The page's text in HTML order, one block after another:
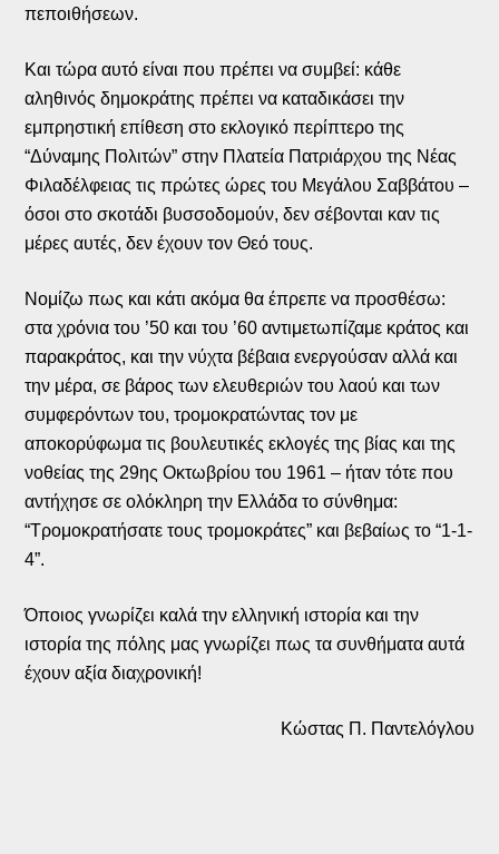
πεποιθήσεων.
Και τώρα αυτό είναι που πρέπει να συμβεί: κάθε
αληθινός δημοκράτης πρέπει να καταδικάσει την
εμπρηστική επίθεση στο εκλογικό περίπτερο της
“Δύναμης Πολιτών” στην Πλατεία Πατριάρχου της Νέας
Φιλαδέλφειας τις πρώτες ώρες του Μεγάλου Σαββάτου –
όσοι στο σκοτάδι βυσσοδομούν, δεν σέβονται καν τις
μέρες αυτές, δεν έχουν τον Θεό τους.
Νομίζω πως και κάτι ακόμα θα έπρεπε να προσθέσω:
στα χρόνια του ’50 και του ’60 αντιμετωπίζαμε κράτος και
παρακράτος, και την νύχτα βέβαια ενεργούσαν αλλά και
την μέρα, σε βάρος των ελευθεριών του λαού και των
συμφερόντων του, τρομοκρατώντας τον με
αποκορύφωμα τις βουλευτικές εκλογές της βίας και της
νοθείας της 29ης Οκτωβρίου του 1961 – ήταν τότε που
αντήχησε σε ολόκληρη την Ελλάδα το σύνθημα:
“Τρομοκρατήσατε τους τρομοκράτες” και βεβαίως το “1-1-
4”.
Όποιος γνωρίζει καλά την ελληνική ιστορία και την
ιστορία της πόλης μας γνωρίζει πως τα συνθήματα αυτά
έχουν αξία διαχρονική!
Κώστας Π. Παντελόγλου